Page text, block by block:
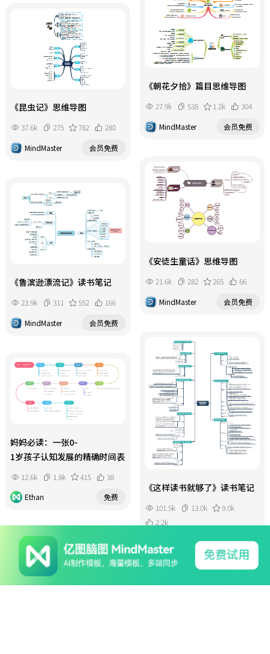
《朝花夕拾》篇目思维导图
27.9k 538 1.2k
304
MindMaster
会员免费
《昆虫记》思维导图
37.6k 275 782
280
MindMaster
会员免费
《安徒生童话》思维导图
21.6k 282 265
66
MindMaster
会员免费
《鲁滨逊漂流记》读书笔记
23.9k 311 552
166
MindMaster
会员免费
《这样读书就够了》读书笔记
101.5k 13.0k
9.0k
2.2k
Ethan
免费
妈妈必读：一张0-
1岁孩子认知发展的精确时间表
12.6k 1.8k 415
38
Ethan
免费